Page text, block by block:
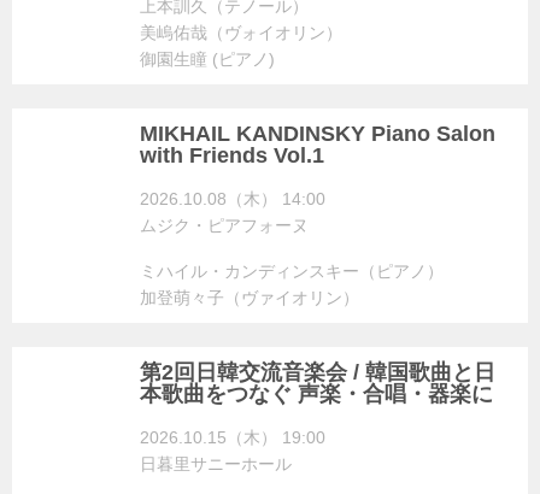
上本訓久（テノール）
美嵨佑哉（ヴォイオリン）
御園生瞳 (ピアノ)
MIKHAIL KANDINSKY Piano Salon
with Friends Vol.1
2026.10.08（木） 14:00
ムジク・ピアフォーヌ
ミハイル・カンディンスキー（ピアノ）
加登萌々子（ヴァイオリン）
第2回日韓交流音楽会 / 韓国歌曲と日
本歌曲をつなぐ 声楽・合唱・器楽に
2026.10.15（木） 19:00
日暮里サニーホール